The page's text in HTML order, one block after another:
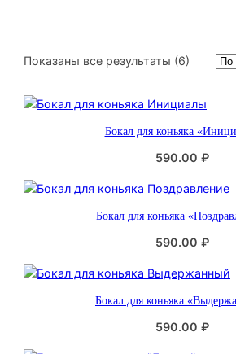
Показаны все результаты (6)
т
и
о
в
а
:
о
о
п
Бокал для коньяка
590.00 ₽
Бокал для коньяка
590.00 ₽
Бокал для коньяка
590.00 ₽